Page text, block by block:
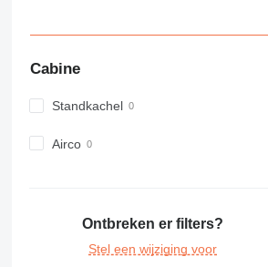
Cabine
Standkachel
Airco
Ontbreken er filters?
Stel een wijziging voor